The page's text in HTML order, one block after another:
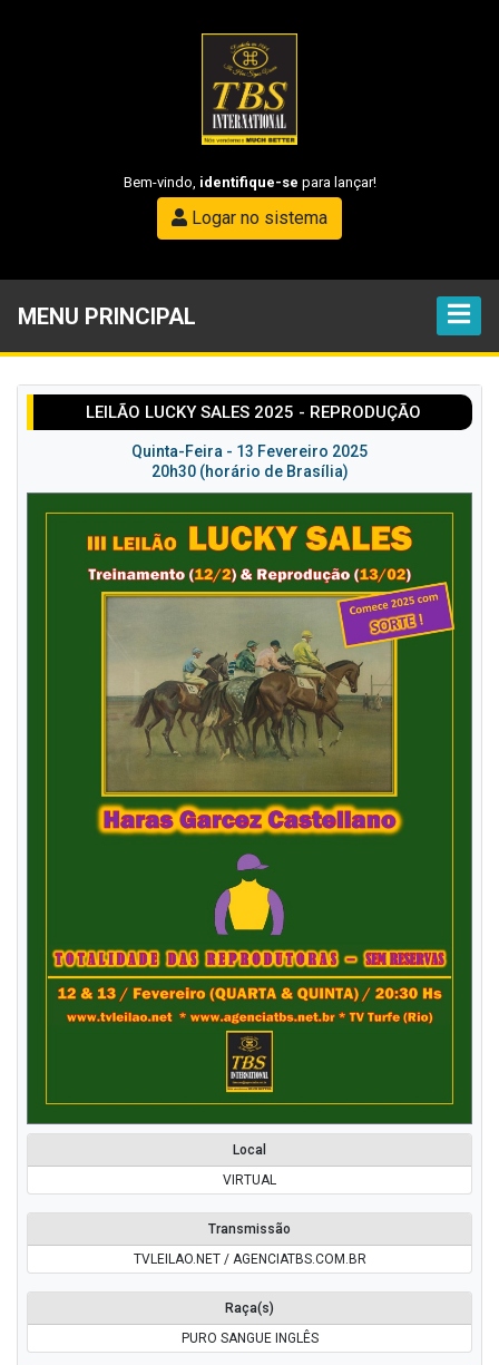
Bem-vindo, identifique-se para lançar!
Logar no sistema
MENU PRINCIPAL
LEILÃO LUCKY SALES 2025 - REPRODUÇÃO
Quinta-Feira - 13 Fevereiro 2025
20h30 (horário de Brasília)
Local
VIRTUAL
Transmissão
TVLEILAO.NET / AGENCIATBS.COM.BR
Raça(s)
PURO SANGUE INGLÊS